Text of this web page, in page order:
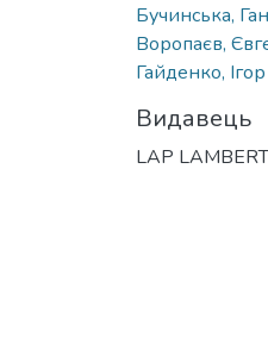
Бучинська,
Воропаєв,
Гайденко,
Видавець
LAP